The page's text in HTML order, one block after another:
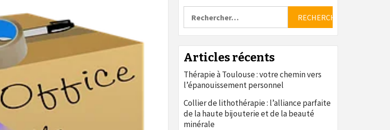
Articles récents
Thérapie à Toulouse : votre chemin vers
l’épanouissement personnel
Collier de lithothérapie : l’alliance parfaite
de la haute bijouterie et de la beauté
minérale